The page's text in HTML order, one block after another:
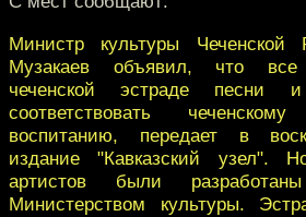
Министр культуры Чеченской
Музакаев объявил, что
чеченской эстраде песни
соответствовать
воспитанию, передает в
издание "Кавказский узел".
артистов были разработаны
Министерством культуры.